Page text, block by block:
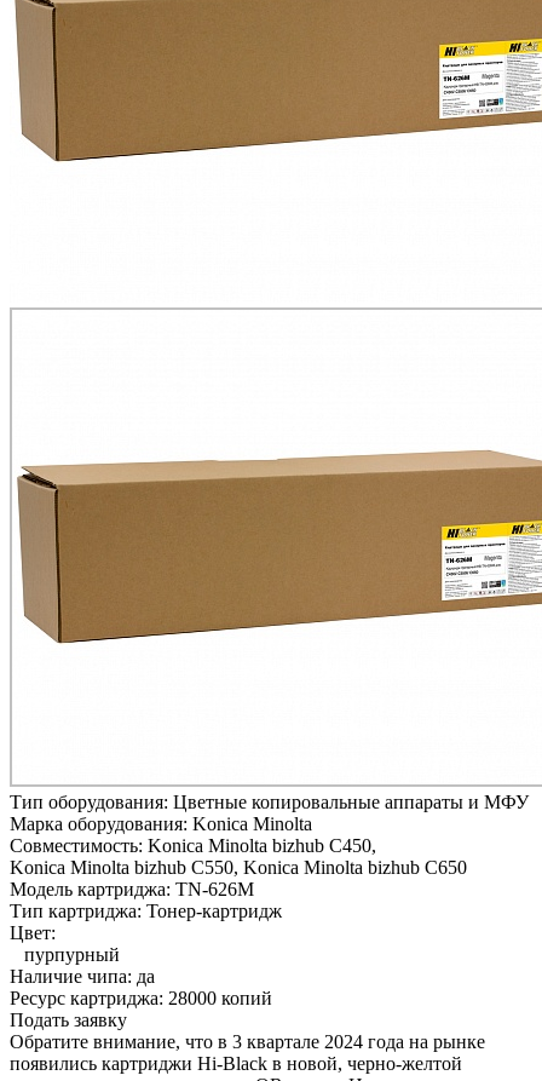
Тип оборудования: Цветные копировальные аппараты и МФУ
Марка оборудования: Konica Minolta
Совместимость: Konica Minolta bizhub C450,
Konica Minolta bizhub C550, Konica Minolta bizhub C650
Модель картриджа: TN-626M
Тип картриджа: Тонер-картридж
Цвет:
пурпурный
Наличие чипа: да
Ресурс картриджа: 28000 копий
Подать заявку
Обратите внимание, что в 3 квартале 2024 года на рынке
появились картриджи Hi-Black в новой, черно-желтой